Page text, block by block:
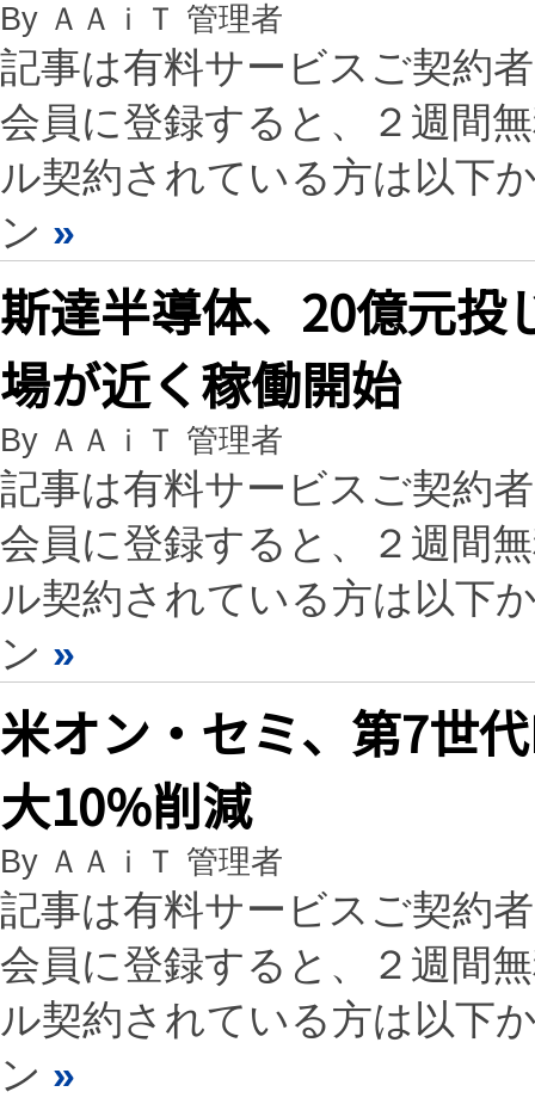
By ＡＡｉＴ 管理者
記事は有料サービスご契約
会員に登録すると、２週間
ル契約されている方は以下
ン »
斯達半導体、20億元投
場が近く稼働開始
By ＡＡｉＴ 管理者
記事は有料サービスご契約
会員に登録すると、２週間
ル契約されている方は以下
ン »
米オン・セミ、第7世
大10%削減
By ＡＡｉＴ 管理者
記事は有料サービスご契約
会員に登録すると、２週間
ル契約されている方は以下
ン »